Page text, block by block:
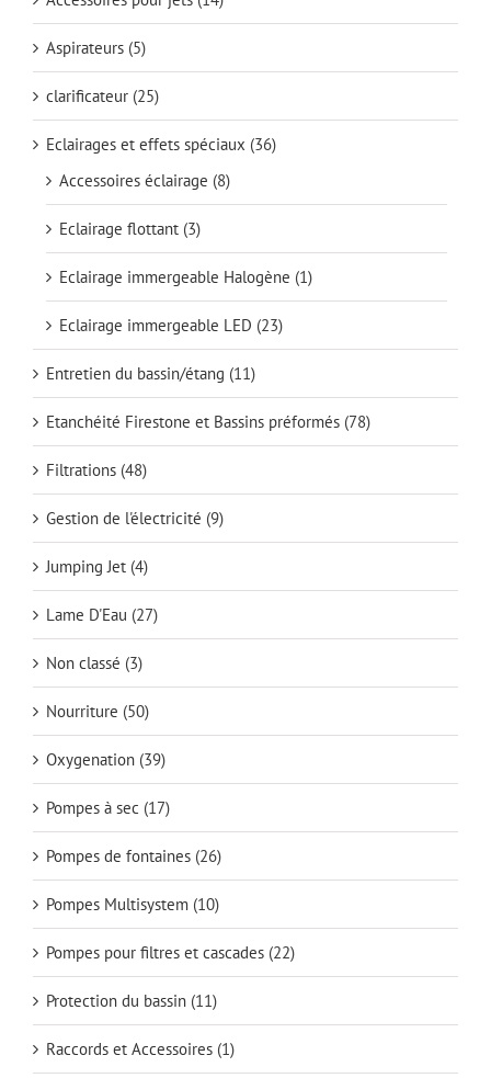
Aspirateurs (5)
clarificateur (25)
Eclairages et effets spéciaux (36)
Accessoires éclairage (8)
Eclairage flottant (3)
Eclairage immergeable Halogène (1)
Eclairage immergeable LED (23)
Entretien du bassin/étang (11)
Etanchéité Firestone et Bassins préformés (78)
Filtrations (48)
Gestion de l'électricité (9)
Jumping Jet (4)
Lame D'Eau (27)
Non classé (3)
Nourriture (50)
Oxygenation (39)
Pompes à sec (17)
Pompes de fontaines (26)
Pompes Multisystem (10)
Pompes pour filtres et cascades (22)
Protection du bassin (11)
Raccords et Accessoires (1)